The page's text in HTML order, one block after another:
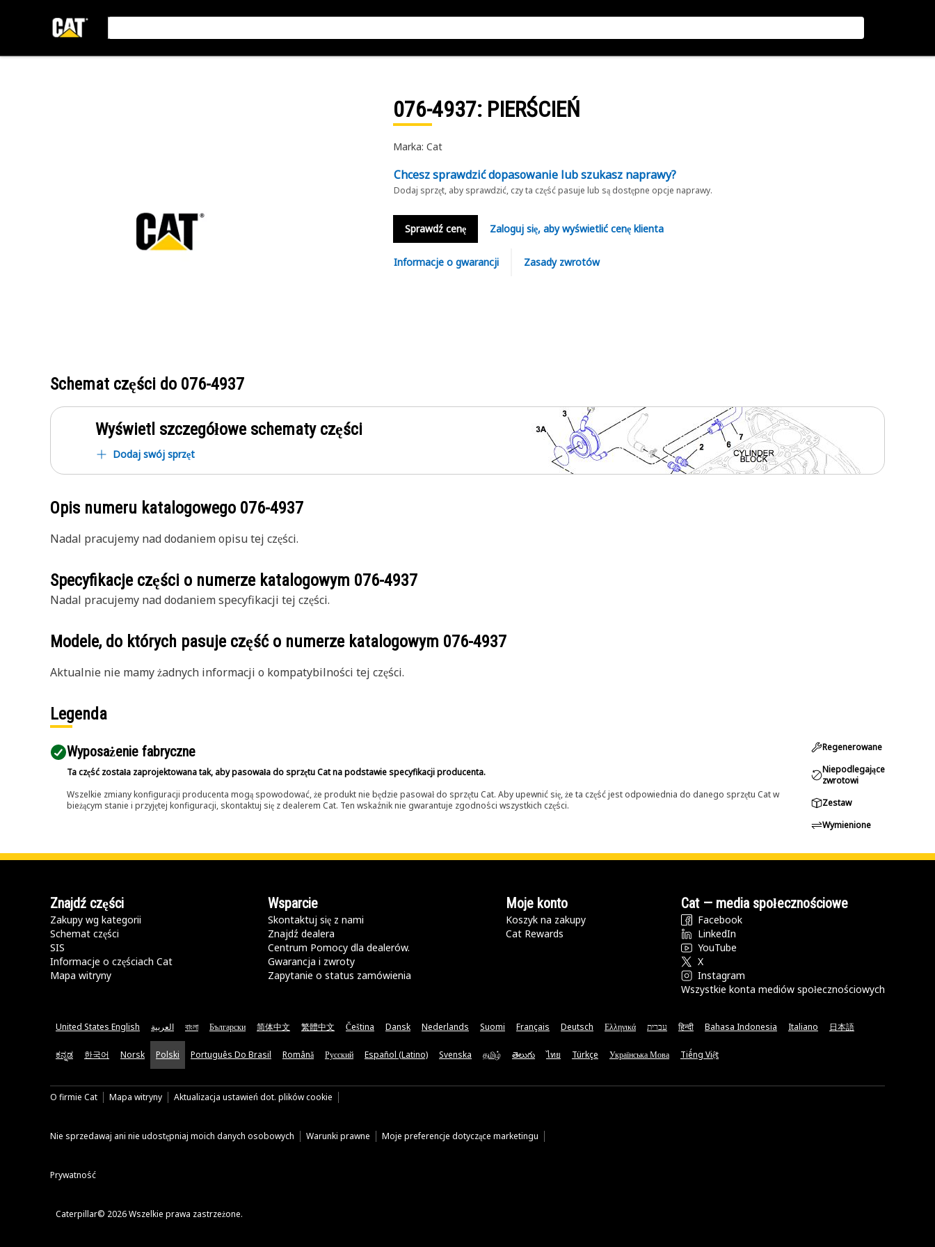
076-4937: PIERŚCIEŃ
Marka: Cat
Chcesz sprawdzić dopasowanie lub szukasz naprawy?
Dodaj sprzęt, aby sprawdzić, czy ta część pasuje lub są dostępne opcje naprawy.
Sprawdź cenę Zaloguj się, aby wyświetlić cenę klienta
Informacje o gwarancji Zasady zwrotów
Schemat części do 076-4937
Wyświetl szczegółowe schematy części
Dodaj swój sprzęt
Opis numeru katalogowego 076-4937
Nadal pracujemy nad dodaniem opisu tej części.
Specyfikacje części o numerze katalogowym 076-4937
Nadal pracujemy nad dodaniem specyfikacji tej części.
Modele, do których pasuje część o numerze katalogowym 076-4937
Aktualnie nie mamy żadnych informacji o kompatybilności tej części.
Legenda
Wyposażenie fabryczne
Ta część została zaprojektowana tak, aby pasowała do sprzętu Cat na podstawie specyfikacji producenta.
Wszelkie zmiany konfiguracji producenta mogą spowodować, że produkt nie będzie pasował do sprzętu Cat. Aby upewnić się, że ta część jest odpowiednia do danego sprzętu Cat w
bieżącym stanie i przyjętej konfiguracji, skontaktuj się z dealerem Cat. Ten wskaźnik nie gwarantuje zgodności wszystkich części.
Regenerowane
Niepodlegające
zwrotowi
Zestaw
Wymienione
Znajdź części
Zakupy wg kategorii
Schemat części
SIS
Informacje o częściach Cat
Mapa witryny
Wsparcie
Skontaktuj się z nami
Znajdź dealera
Centrum Pomocy dla dealerów.
Gwarancja i zwroty
Zapytanie o status zamówienia
Moje konto
Koszyk na zakupy
Cat Rewards
Cat — media społecznościowe
Facebook
LinkedIn
YouTube
X
Instagram
Wszystkie konta mediów społecznościowych
United States English العربية বাংলা Български 简体中文 繁體中文 Čeština Dansk Nederlands Suomi Français Deutsch Ελληνικά עברית हिन्दी Bahasa Indonesia Italiano 日本語
ಕನ್ನಡ 한국어 Norsk Polski Português Do Brasil Română Русский Español (Latino) Svenska தமிழ் తెలుగు ไทย Türkçe Українська Мова Tiếng Việt
O firmie Cat Mapa witryny Aktualizacja ustawień dot. plików cookie
Nie sprzedawaj ani nie udostępniaj moich danych osobowych Warunki prawne Moje preferencje dotyczące marketingu
Prywatność
Caterpillar© 2026 Wszelkie prawa zastrzeżone.